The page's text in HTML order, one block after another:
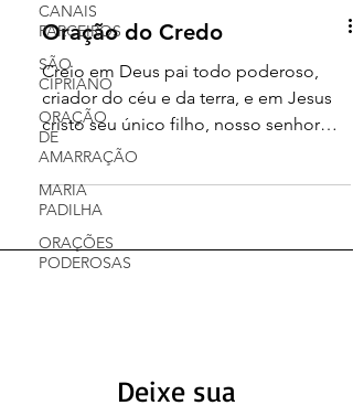
CANAIS
PARCEIROS
SÃO
CIPRIANO
ORAÇÃO
DE
AMARRAÇÃO
MARIA
PADILHA
ORAÇÕES
PODEROSAS
Oração do Credo
Creio em Deus pai todo poderoso,
criador do céu e da terra, e em Jesus
cristo seu único filho, nosso senhor
que foi concebido, pelo poder...
Deixe sua